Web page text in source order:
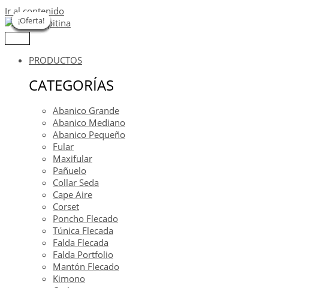
Ir al contenido
PRODUCTOS
CATEGORÍAS
Abanico Grande
Abanico Mediano
Abanico Pequeño
Fular
Maxifular
Pañuelo
Collar Seda
Cape Aire
Corset
Poncho Flecado
Túnica Flecada
Falda Flecada
Falda Portfolio
Mantón Flecado
Kimono
¡Oferta!
¡Oferta!
¡Oferta!
¡Oferta!
¡Oferta!
¡Oferta!
¡Oferta!